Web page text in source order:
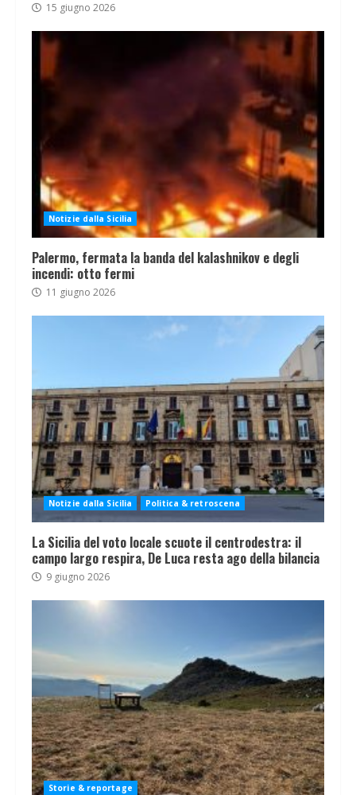
15 giugno 2026
Notizie dalla Sicilia
Palermo, fermata la banda del kalashnikov e degli
incendi: otto fermi
11 giugno 2026
Notizie dalla Sicilia Politica & retroscena
La Sicilia del voto locale scuote il centrodestra: il
campo largo respira, De Luca resta ago della bilancia
9 giugno 2026
Storie & reportage